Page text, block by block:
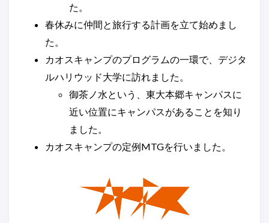
た。
春休みに仲間と旅行する計画を立て始めまし
た。
カオスキャンプのプログラムの一環で、デジタ
ルハリウッド大学に訪れました。
御茶ノ水という、東大本郷キャンパスに
近い位置にキャンパスがあることを知り
ました。
カオスキャンプの定例MTGを行いました。